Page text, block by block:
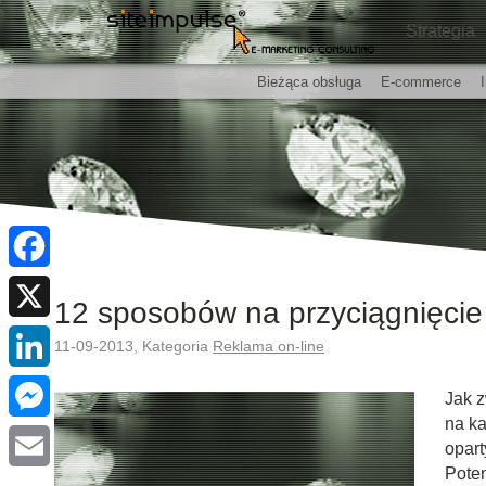
Strategia
Bieżąca obsługa E-commerce
12 sposobów na
11-09-2013, Kategoria Reklama on-line
Jak
na
Facebook
X
LinkedIn
Messenger